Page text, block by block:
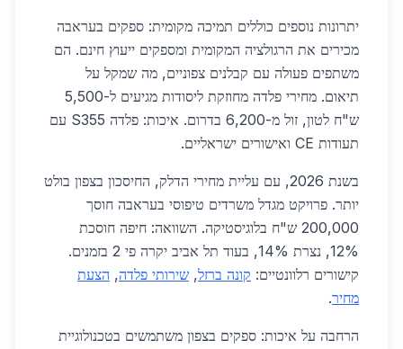
יתרונות נוספים כוללים תמיכה מקומית: ספקים בעראבה
מכירים את הרגולציה המקומית ומספקים ייעוץ חינם. הם
משתפים פעולה עם קבלנים צפוניים, מה שמקל על
תיאום. מחירי פלדה מחוזקת ליסודות מגיעים ל-5,500
ש"ח לטון, זול מ-6,200 בדרום. איכות: פלדה S355 עם
תעודות CE ואישורים ישראליים.
בשנת 2026, עם עליית מחירי הדלק, החיסכון בצפון בולט
יותר. פרויקט מגדל משרדים טיפוסי בעראבה חוסך
200,000 ש"ח בלוגיסטיקה. השוואה: חיפה חוסכת
12%, נצרת 14%, בעוד תל אביב יקרה פי 2 בזמנים.
קישורים רלוונטיים: קונה ברזל, שירותי פלדה, הצעת
מחיר.
הרחבה על איכות: ספקים בצפון משתמשים בטכנולוגיית